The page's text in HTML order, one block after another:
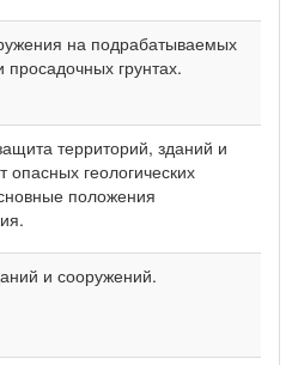
на подрабатываемых
просадочных грунтах.
территорий, зданий и
опасных геологических
положения
и сооружений.